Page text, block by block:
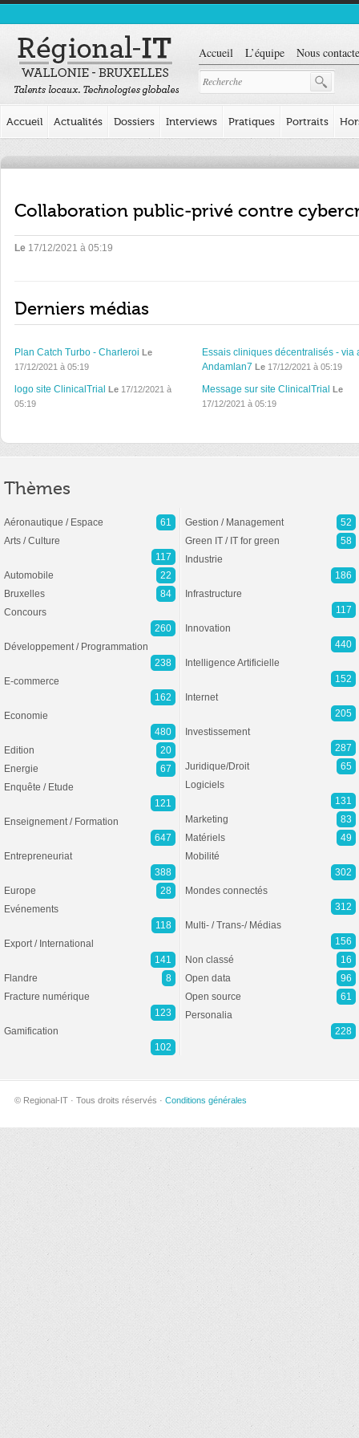
Accueil L’équipe Nous
Accueil Actualités Dossiers Interviews Pratiques Portraits
Collaboration public-privé contre
Le 17/12/2021 à 05:19
Derniers médias
Plan Catch Turbo - Charleroi Le
17/12/2021 à 05:19
Essais cliniques décentralisés - via
Andamlan7 Le17/12/2021 à 05:19
logo site ClinicalTrial Le 17/12/2021 à
05:19
Message sur site ClinicalTrial Le
17/12/2021 à 05:19
Thèmes
Aéronautique / Espace
61
Arts / Culture
117
Automobile
22
Bruxelles
84
Concours
260
Développement / Programmation
238
E-commerce
162
Economie
480
Edition
20
Energie
67
Enquête / Etude
121
Enseignement / Formation
647
Entrepreneuriat
388
Europe
28
Evénements
118
Export / International
141
Flandre
8
Fracture numérique
123
Gamification
102
Gestion / Management
52
Green IT / IT for green
58
Industrie
186
Infrastructure
117
Innovation
440
Intelligence Artificielle
152
Internet
205
Investissement
287
Juridique/Droit
65
Logiciels
131
Marketing
83
Matériels
49
Mobilité
302
Mondes connectés
312
Multi- / Trans-/ Médias
156
Non classé
16
Open data
96
Open source
61
Personalia
228
© Regional-IT · Tous droits réservés · Conditions générales